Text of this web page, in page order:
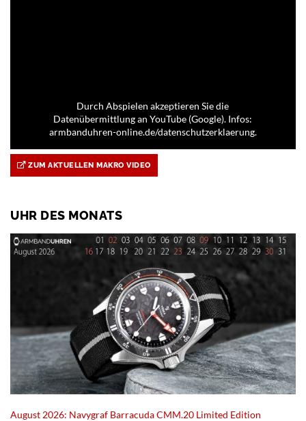
Durch Abspielen akzeptieren Sie die
Datenübermittlung an YouTube (Google). Infos:
armbanduhren-online.de/datenschutzerklaerung.
ZUM AKTUELLEN MAKRO VIDEO
UHR DES MONATS
August 2026: Navygraf Barracuda CMM.20 Limited Edition